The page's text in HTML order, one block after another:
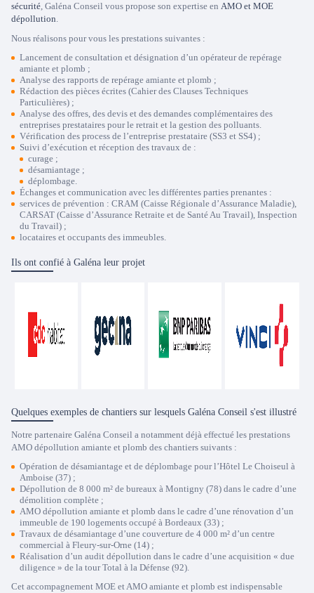
sécurité, Galéna Conseil vous propose son expertise en AMO et MOE
dépollution.
Nous réalisons pour vous les prestations suivantes :
Lancement de consultation et désignation d’un opérateur de repérage
amiante et plomb ;
Analyse des rapports de repérage amiante et plomb ;
Rédaction des pièces écrites (Cahier des Clauses Techniques
Particulières) ;
Analyse des offres, des devis et des demandes complémentaires des
entreprises prestataires pour le retrait et la gestion des polluants.
Vérification des process de l’entreprise prestataire (SS3 et SS4) ;
Suivi d’exécution et réception des travaux de :
curage ;
désamiantage ;
déplombage.
Échanges et communication avec les différentes parties prenantes :
services de prévention : CRAM (Caisse Régionale d’Assurance Maladie),
CARSAT (Caisse d’Assurance Retraite et de Santé Au Travail), Inspection
du Travail) ;
locataires et occupants des immeubles.
Ils ont confié à Galéna leur projet
Quelques exemples de chantiers sur lesquels Galéna Conseil s'est illustré
Notre partenaire Galéna Conseil a notamment déjà effectué les prestations
AMO dépollution amiante et plomb des chantiers suivants :
Opération de désamiantage et de déplombage pour l’Hôtel Le Choiseul à
Amboise (37) ;
Dépollution de 8 000 m² de bureaux à Montigny (78) dans le cadre d’une
démolition complète ;
AMO dépollution amiante et plomb dans le cadre d’une rénovation d’un
immeuble de 190 logements occupé à Bordeaux (33) ;
Travaux de désamiantage d’une couverture de 4 000 m² d’un centre
commercial à Fleury-sur-Orne (14) ;
Réalisation d’un audit dépollution dans le cadre d’une acquisition « due
diligence » de la tour Total à la Défense (92).
Cet accompagnement MOE et AMO amiante et plomb est indispensable